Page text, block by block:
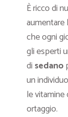
È ricco di
che ogni
gli esperti
di sedano
un
le
ortaggio.